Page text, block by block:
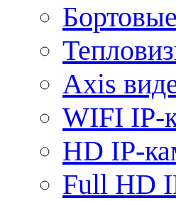
Axis
WIFI IP-
HD IP-
Full HD